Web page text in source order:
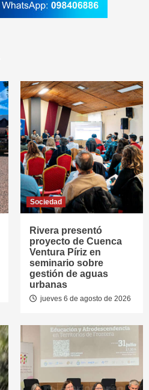
Sociedad
Rivera presentó
proyecto de Cuenca
Ventura Píriz en
seminario sobre
gestión de aguas
urbanas
jueves 6 de agosto de 2026